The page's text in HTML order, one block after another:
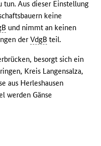
tun. Aus dieser Einstellung
keine
und nimmt an keinen
derVdgB teil.
besorgt sich ein
Kreis Langensalza,
aus Herleshausen
werden Gänse